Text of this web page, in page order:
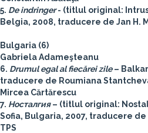
5. De indringer- (titlul original:
Belgia, 2008, traducere de Jan H.
Bulgaria (6)
Gabriela Adameşteanu
6. Drumul egal al fiecărei zile–
traducere de Roumiana
Mircea Cărtărescu
7. Носталгия– (titlul original:
Sofia, Bulgaria, 2007, traducere
TPS